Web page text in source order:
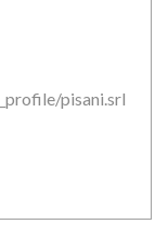
pisani.srl